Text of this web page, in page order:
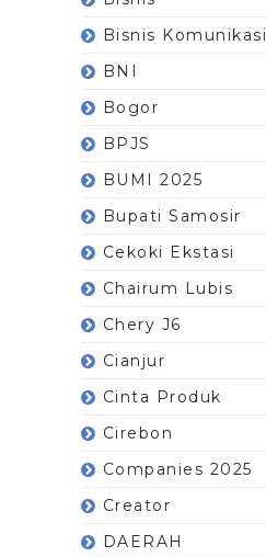
Bisnis Komunikasi
BNI
Bogor
BPJS
BUMI 2025
Bupati Samosir
Cekoki Ekstasi
Chairum Lubis
Chery J6
Cianjur
Cinta Produk
Cirebon
Companies 2025
Creator
DAERAH